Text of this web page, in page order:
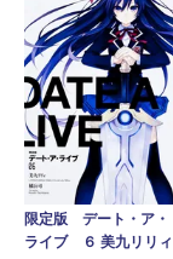
限定版 デート・ア・
ライブ ６ 美九リリィ